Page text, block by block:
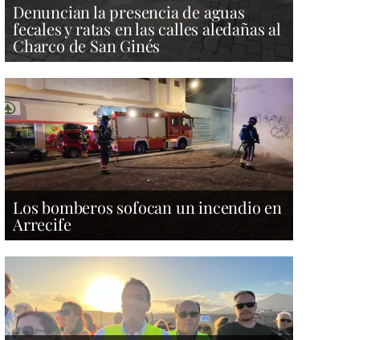
Denuncian la presencia de aguas
fecales y ratas en las calles aledañas al
Charco de San Ginés
Los bomberos sofocan un incendio en
Arrecife